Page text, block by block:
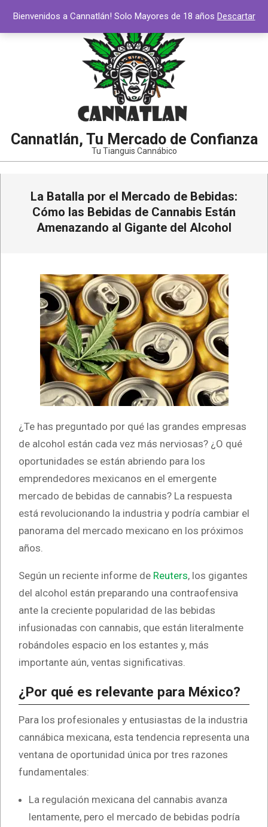
contenido
Cannatlán, Tu Mercado de Confianza
Tu Tianguis Cannábico
navegación
La Batalla por el Mercado de Bebidas:
Cómo las Bebidas de Cannabis Están
Amenazando al Gigante del Alcohol
¿Te has preguntado por qué las grandes empresas
de alcohol están cada vez más nerviosas? ¿O qué
oportunidades se están abriendo para los
emprendedores mexicanos en el emergente
mercado de bebidas de cannabis? La respuesta
está revolucionando la industria y podría cambiar el
panorama del mercado mexicano en los próximos
años.
Según un reciente informe de Reuters, los gigantes
del alcohol están preparando una contraofensiva
ante la creciente popularidad de las bebidas
infusionadas con cannabis, que están literalmente
robándoles espacio en los estantes y, más
importante aún, ventas significativas.
¿Por qué es relevante para México?
Para los profesionales y entusiastas de la industria
cannábica mexicana, esta tendencia representa una
ventana de oportunidad única por tres razones
fundamentales:
La regulación mexicana del cannabis avanza
lentamente, pero el mercado de bebidas podría
Bienvenidos a Cannatlán! Solo Mayores de 18 años Descartar